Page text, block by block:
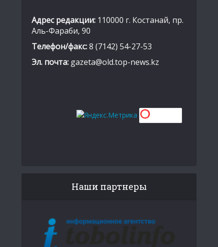
Адрес редакции: 110000 г. Костанай, пр.
Аль-Фараби, 90
Телефон/факс:8 (7142) 54-27-53
Эл. почта: gazeta@old.top-news.kz
Наши партнеры